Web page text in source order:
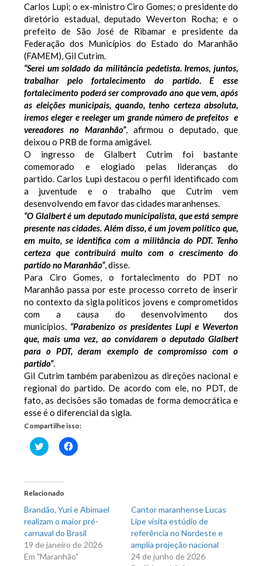
Carlos Lupi; o ex-ministro Ciro Gomes; o presidente do
diretório estadual, deputado Weverton Rocha; e o
prefeito de São José de Ribamar e presidente da
Federação dos Municípios do Estado do Maranhão
(FAMEM), Gil Cutrim.
“Serei um soldado da militância pedetista. Iremos, juntos,
trabalhar pelo fortalecimento do partido. E esse
fortalecimento poderá ser comprovado ano que vem, após
as eleições municipais, quando, tenho certeza absoluta,
iremos eleger e reeleger um grande número de prefeitos e
vereadores no Maranhão”, afirmou o deputado, que
deixou o PRB de forma amigável.
O ingresso de Glalbert Cutrim foi bastante
comemorado e elogiado pelas lideranças do
partido.Carlos Lupi destacou o perfil identificado com
a juventude e o trabalho que Cutrim vem
desenvolvendo em favor das cidades maranhenses.
“O Glalbert é um deputado municipalista, que está sempre
presente nas cidades. Além disso, é um jovem político que,
em muito, se identifica com a militância do PDT. Tenho
certeza que contribuirá muito com o crescimento do
partido no Maranhão”, disse.
Para Ciro Gomes, o fortalecimento do PDT no
Maranhão passa por este processo correto de inserir
no contexto da sigla políticos jovens e comprometidos
com a causa do desenvolvimento dos
municípios. “Parabenizo os presidentes Lupi e Weverton
que, mais uma vez, ao convidarem o deputado Glalbert
para o PDT, deram exemplo de compromisso com o
partido”.
Gil Cutrim também parabenizou as direções nacional e
regional do partido. De acordo com ele, no PDT, de
fato, as decisões são tomadas de forma democrática e
esse é o diferencial da sigla.
Compartilhe isso:
Clique
para
em
nova
janela)
Clique
para
Relacionado
Brandão, Yuri e Abimael
realizam o maior pré-
carnaval do Brasil
19 de janeiro de 2026
Em "Maranhão"
Cantor maranhense Lucas
Lipe visita estúdio de
referência no Nordeste e
amplia projeção nacional
24 de junho de 2026